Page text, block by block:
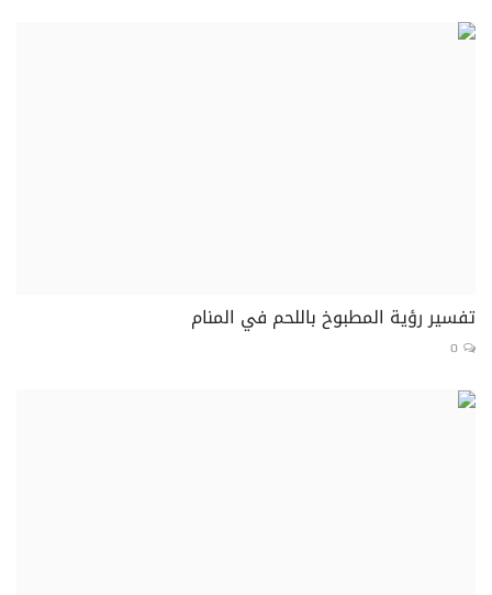
تفسير رؤية المطبوخ باللحم في المنام
0